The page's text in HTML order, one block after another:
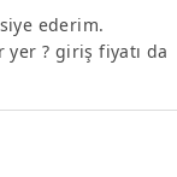
ederim.
? giriş fiyatı da